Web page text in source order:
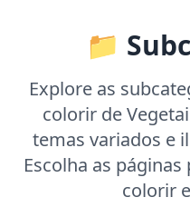
📁
Explore as
colorir de
temas variados e
Escolha as
colorir